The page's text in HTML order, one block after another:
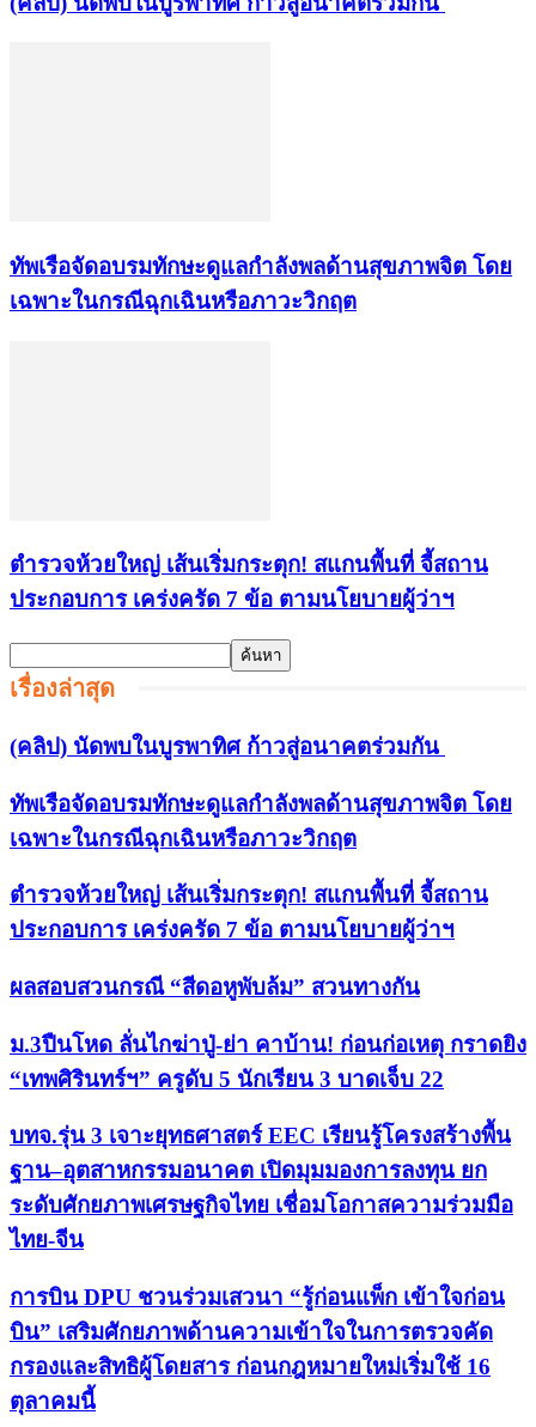
ทัพเรือจัดอบรมทักษะดูแลกำลังพลด้านสุขภาพจิต โดย
เฉพาะในกรณีฉุกเฉินหรือภาวะวิกฤต
ตำรวจห้วยใหญ่ เส้นเริ่มกระตุก! สแกนพื้นที่ จี้สถาน
ประกอบการ เคร่งครัด 7 ข้อ ตามนโยบายผู้ว่าฯ
เรื่องล่าสุด
(คลิป) นัดพบในบูรพาทิศ ก้าวสู่อนาคตร่วมกัน
ทัพเรือจัดอบรมทักษะดูแลกำลังพลด้านสุขภาพจิต โดย
เฉพาะในกรณีฉุกเฉินหรือภาวะวิกฤต
ตำรวจห้วยใหญ่ เส้นเริ่มกระตุก! สแกนพื้นที่ จี้สถาน
ประกอบการ เคร่งครัด 7 ข้อ ตามนโยบายผู้ว่าฯ
ผลสอบสวนกรณี “สีดอหูพับล้ม” สวนทางกัน
ม.3ปืนโหด ลั่นไกฆ่าปู่-ย่า คาบ้าน! ก่อนก่อเหตุ กราดยิง
“เทพศิรินทร์ฯ” ครูดับ 5 นักเรียน 3 บาดเจ็บ 22
บทจ.รุ่น 3 เจาะยุทธศาสตร์ EEC เรียนรู้โครงสร้างพื้น
ฐาน–อุตสาหกรรมอนาคต เปิดมุมมองการลงทุน ยก
ระดับศักยภาพเศรษฐกิจไทย เชื่อมโอกาสความร่วมมือ
ไทย-จีน
การบิน DPU ชวนร่วมเสวนา “รู้ก่อนแพ็ก เข้าใจก่อน
บิน” เสริมศักยภาพด้านความเข้าใจในการตรวจคัด
กรองและสิทธิผู้โดยสาร ก่อนกฎหมายใหม่เริ่มใช้ 16
ตุลาคมนี้